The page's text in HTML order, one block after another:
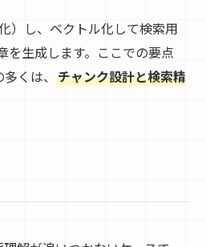
）し、ベクトル化して検索用
を生成します。ここでの要点
くは、 チャンク設計と検索精